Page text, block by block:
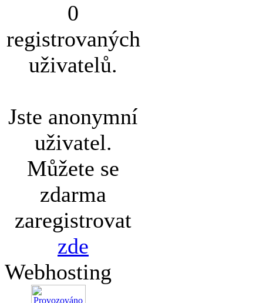
0
registrovaných
uživatelů.
Jste anonymní
uživatel.
Můžete se
zdarma
zaregistrovat
zde
Webhosting